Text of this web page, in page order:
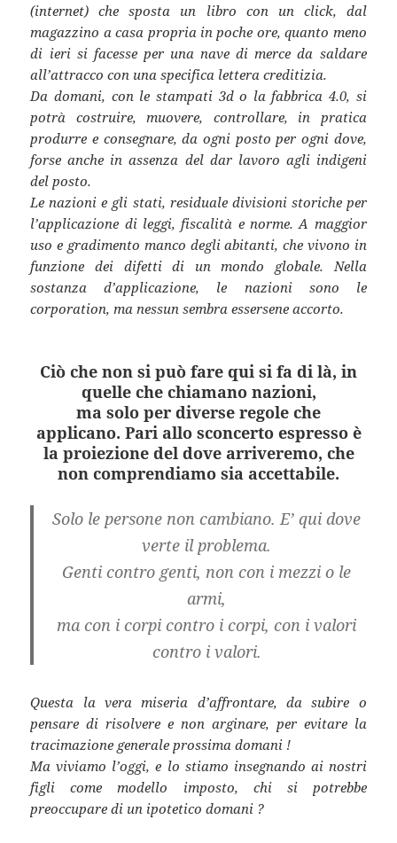
(internet) che sposta un libro con un click, dal
magazzino a casa propria in poche ore, quanto meno
di ieri si facesse per una nave di merce da saldare
all’attracco con una specifica lettera creditizia.
Da domani, con le stampati 3d o la fabbrica 4.0, si
potrà costruire, muovere, controllare, in pratica
produrre e consegnare, da ogni posto per ogni dove,
forse anche in assenza del dar lavoro agli indigeni
del posto.
Le nazioni e gli stati, residuale divisioni storiche per
l’applicazione di leggi, fiscalità e norme. A maggior
uso e gradimento manco degli abitanti, che vivono in
funzione dei difetti di un mondo globale. Nella
sostanza d’applicazione, le nazioni sono le
corporation, ma nessun sembra essersene accorto.
Ciò che non si può fare qui si fa di là, in
quelle che chiamano nazioni,
ma solo per diverse regole che
applicano. Pari allo sconcerto espresso è
la proiezione del dove arriveremo, che
non comprendiamo sia accettabile.
Solo le persone non cambiano. E’ qui dove
verte il problema.
Genti contro genti, non con i mezzi o le
armi,
ma con i corpi contro i corpi, con i valori
contro i valori.
Questa la vera miseria d’affrontare, da subire o
pensare di risolvere e non arginare, per evitare la
tracimazione generale prossima domani !
Ma viviamo l’oggi, e lo stiamo insegnando ai nostri
figli come modello imposto, chi si potrebbe
preoccupare di un ipotetico domani ?